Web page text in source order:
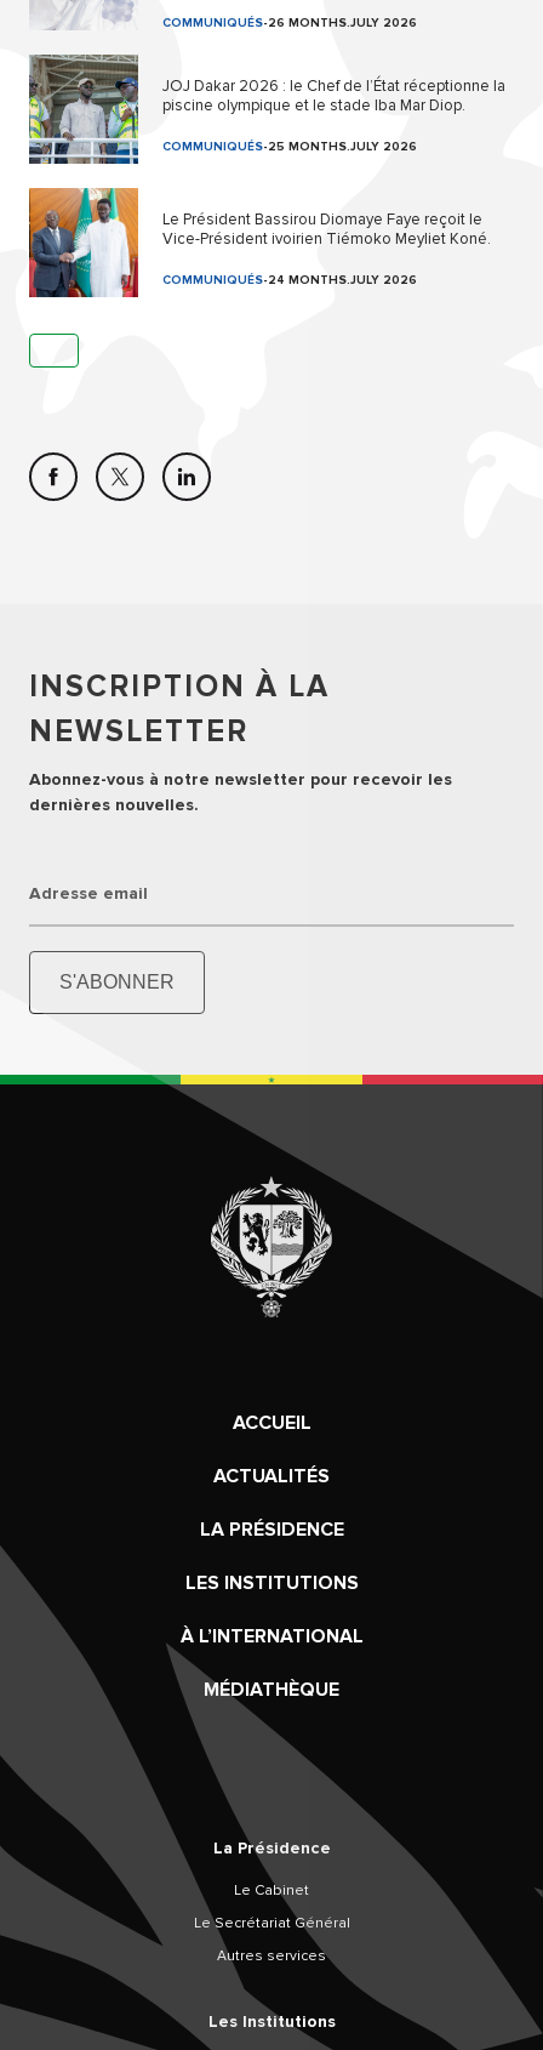
COMMUNIQUÉS-26 MONTHS.JULY 2026
JOJ Dakar 2026 : le Chef de l’État réceptionne la
piscine olympique et le stade Iba Mar Diop.
COMMUNIQUÉS-25 MONTHS.JULY 2026
Le Président Bassirou Diomaye Faye reçoit le
Vice-Président ivoirien Tiémoko Meyliet Koné.
COMMUNIQUÉS-24 MONTHS.JULY 2026
INSCRIPTION À LA
NEWSLETTER
Abonnez-vous à notre newsletter pour recevoir les
dernières nouvelles.
Adresse email
S'ABONNER
ACCUEIL
ACTUALITÉS
LA PRÉSIDENCE
LES INSTITUTIONS
À L’INTERNATIONAL
MÉDIATHÈQUE
La Présidence
Le Cabinet
Le Secrétariat Général
Autres services
Les Institutions